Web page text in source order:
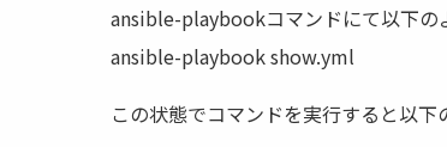
ansible-playbookコマンドにて以下の
ansible-playbook show.yml
この状態でコマンドを実行すると以下